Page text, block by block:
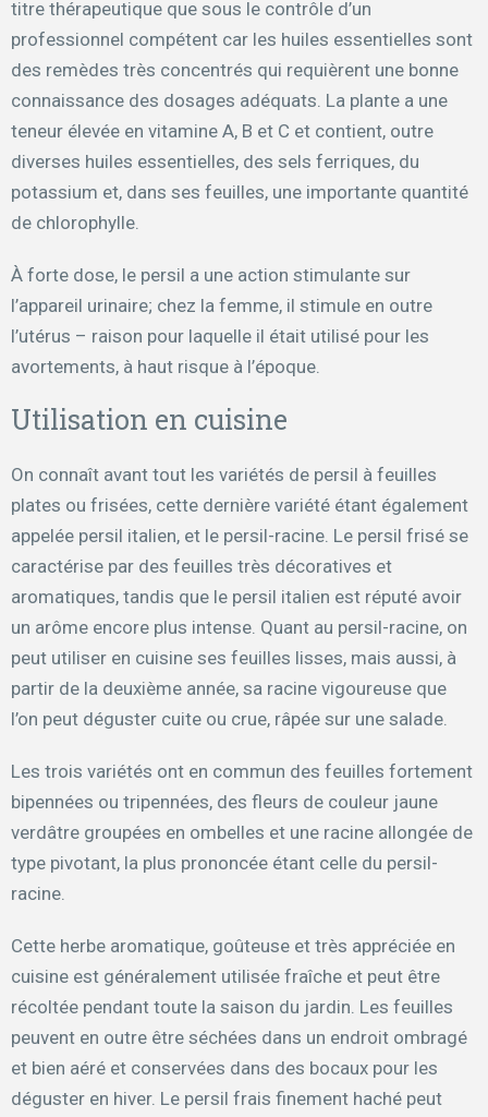
titre thérapeutique que sous le contrôle d’un
professionnel compétent car les huiles essentielles sont
des remèdes très concentrés qui requièrent une bonne
connaissance des dosages adéquats. La plante a une
teneur élevée en vitamine A, B et C et contient, outre
diverses huiles essentielles, des sels ferriques, du
potassium et, dans ses feuilles, une importante quantité
de chlorophylle.
À forte dose, le persil a une action stimulante sur
l’appareil urinaire; chez la femme, il stimule en outre
l’utérus – raison pour laquelle il était utilisé pour les
avortements, à haut risque à l’époque.
Utilisation en cuisine
On connaît avant tout les variétés de persil à feuilles
plates ou frisées, cette dernière variété étant également
appelée persil italien, et le persil-racine. Le persil frisé se
caractérise par des feuilles très décoratives et
aromatiques, tandis que le persil italien est réputé avoir
un arôme encore plus intense. Quant au persil-racine, on
peut utiliser en cuisine ses feuilles lisses, mais aussi, à
partir de la deuxième année, sa racine vigoureuse que
l’on peut déguster cuite ou crue, râpée sur une salade.
Les trois variétés ont en commun des feuilles fortement
bipennées ou tripennées, des fleurs de couleur jaune
verdâtre groupées en ombelles et une racine allongée de
type pivotant, la plus prononcée étant celle du persil-
racine.
Cette herbe aromatique, goûteuse et très appréciée en
cuisine est généralement utilisée fraîche et peut être
récoltée pendant toute la saison du jardin. Les feuilles
peuvent en outre être séchées dans un endroit ombragé
et bien aéré et conservées dans des bocaux pour les
déguster en hiver. Le persil frais finement haché peut